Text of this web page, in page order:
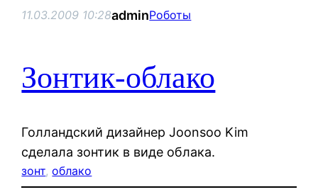
11.03.2009 10:28adminРоботы
Зонтик-облако
Голландский дизайнер Joonsoo Kim
сделала зонтик в виде облака.
зонт, облако